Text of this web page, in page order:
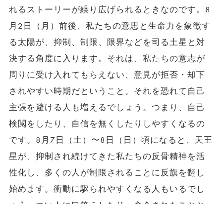
れるストーリーが繰り広げられるときなのです。8
月2日（月）前後、私たちの意思と生命力を象徴す
る太陽が、抑制、制限、限界などを司る土星と対
決する角度に入ります。それは、私たちの意志が
周りに受け入れてもらえない、意見が拒否・却下
されやすい時期だということ。それを恐れて自己
主張を避ける人も増えるでしょう。つまり、自己
検閲をしたり、自信を無くしたりしやすくなるの
です。8月7日（土）〜8日（日）頃になると、天王
星が、抑制され続けてきた私たちの反骨精神を活
性化し、多くの人が制限されることに反旗を翻し
始めます。衝動に駆られやすくなる人もいるでし